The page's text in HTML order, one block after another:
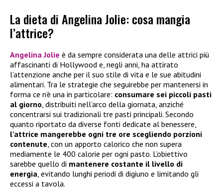
La dieta di Angelina Jolie: cosa mangia
l’attrice?
Angelina Jolie è da sempre considerata una delle attrici più
affascinanti di Hollywood e, negli anni, ha attirato
l’attenzione anche per il suo stile di vita e le sue abitudini
alimentari. Tra le strategie che seguirebbe per mantenersi in
forma ce n’è una in particolare: consumare sei piccoli pasti
al giorno, distribuiti nell’arco della giornata, anziché
concentrarsi sui tradizionali tre pasti principali. Secondo
quanto riportato da diverse fonti dedicate al benessere,
l’attrice mangerebbe ogni tre ore scegliendo porzioni
contenute, con un apporto calorico che non supera
mediamente le 400 calorie per ogni pasto. L’obiettivo
sarebbe quello di mantenere costante il livello di
energia, evitando lunghi periodi di digiuno e limitando gli
eccessi a tavola.